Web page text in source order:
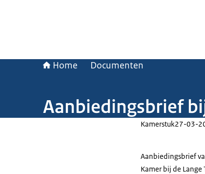
Home Documenten
Aanbiedingsbrief
Kamerstuk27-03-
Aanbiedingsbrief
Kamer bij de